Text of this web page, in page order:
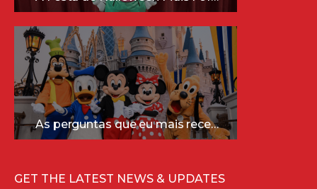
As perguntas que eu mais recebo sobre a Disney (e as respostas mais sinceras!)
GET THE LATEST NEWS & UPDATES